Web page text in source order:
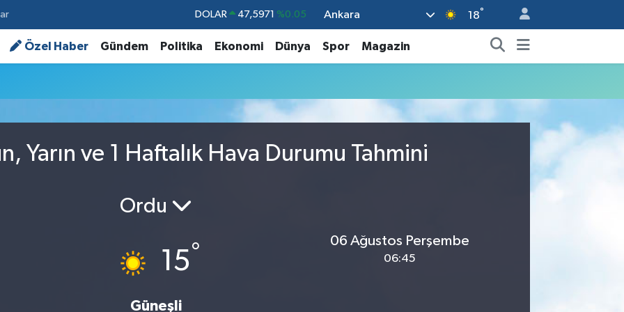
DOLAR 47,5971 %0.05
EURO 55,1336 %0.18
STERLİN 64,2534 %0.22
13.703 %0
Ankara 18°
Özel Haber Gündem Politika Ekonomi Dünya Spor Magazin
Yarın ve 1 Haftalık Hava Durumu Tahmini
Ordu
15°
Güneşli
06 Ağustos Perşembe
06:45